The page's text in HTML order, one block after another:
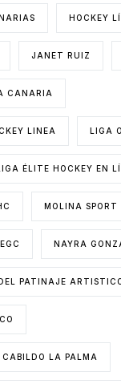
HOCKEY
JANET RUIZ
CANARIA
LINEA LIGA
ÉLITE HOCKEY EN
MOLINA SPORT
NAYRA
PATINAJE
CABILDO LA PALMA